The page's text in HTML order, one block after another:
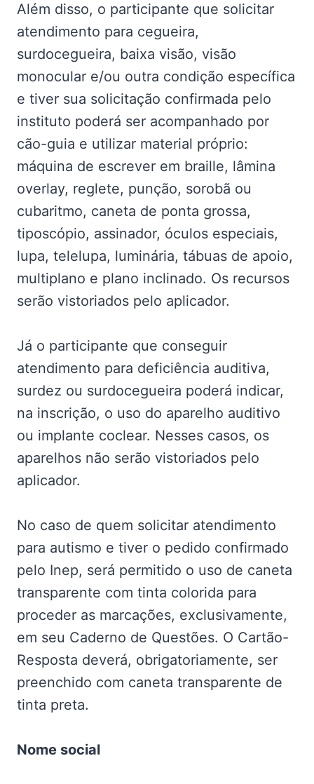
Além disso, o participante que solicitar
atendimento para cegueira,
surdocegueira, baixa visão, visão
monocular e/ou outra condição específica
e tiver sua solicitação confirmada pelo
instituto poderá ser acompanhado por
cão-guia e utilizar material próprio:
máquina de escrever em braille, lâmina
overlay, reglete, punção, sorobã ou
cubaritmo, caneta de ponta grossa,
tiposcópio, assinador, óculos especiais,
lupa, telelupa, luminária, tábuas de apoio,
multiplano e plano inclinado. Os recursos
serão vistoriados pelo aplicador.
Já o participante que conseguir
atendimento para deficiência auditiva,
surdez ou surdocegueira poderá indicar,
na inscrição, o uso do aparelho auditivo
ou implante coclear. Nesses casos, os
aparelhos não serão vistoriados pelo
aplicador.
No caso de quem solicitar atendimento
para autismo e tiver o pedido confirmado
pelo Inep, será permitido o uso de caneta
transparente com tinta colorida para
proceder as marcações, exclusivamente,
em seu Caderno de Questões. O Cartão-
Resposta deverá, obrigatoriamente, ser
preenchido com caneta transparente de
tinta preta.
Nome social